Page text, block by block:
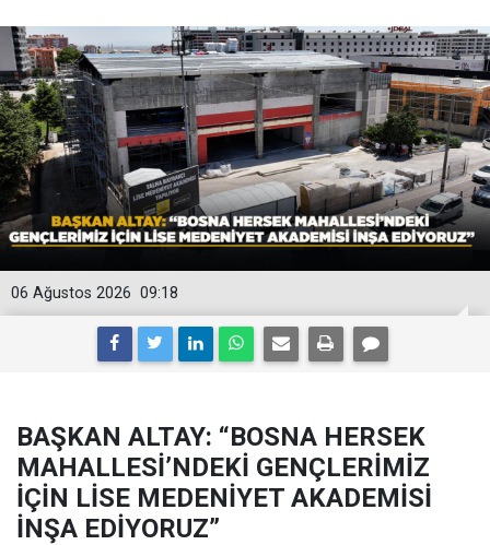
09:18
06 Ağustos 2026
BAŞKAN ALTAY: “BOSNA HERSEK
MAHALLESİ’NDEKİ GENÇLERİMİZ
İÇİN LİSE MEDENİYET AKADEMİSİ
İNŞA EDİYORUZ”